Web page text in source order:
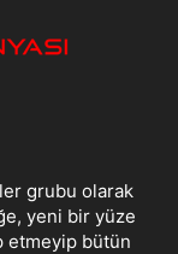
grubu olarak
yeni bir yüze
etmeyip bütün